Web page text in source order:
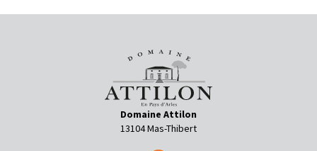
Domaine Attilon
13104 Mas-Thibert